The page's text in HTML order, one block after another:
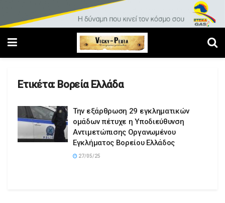
Ετικέτα: Βορεία Ελλάδα
Την εξάρθρωση 29 εγκληματικών
ομάδων πέτυχε η Υποδιεύθυνση
Αντιμετώπισης Οργανωμένου
Εγκλήματος Βορείου Ελλάδος
27/05/25